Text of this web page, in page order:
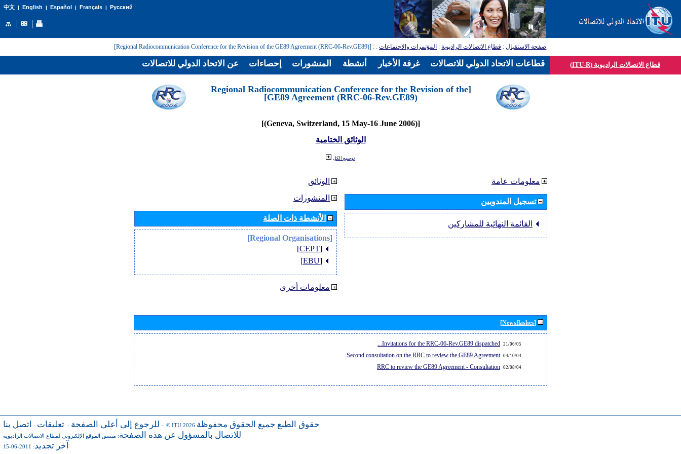
中文| English | Español | Français| Русский
صفحة الاستقبال: قطاع الاتصالات الراديوية: المؤتمرات والاجتماعات:
: [Regional Radiocommunication Conference for the Revision of the GE89 Agreement (RRC-06-Rev.GE89)]
قطاع الاتصالات الراديوية (ITU-R)
[Regional Radiocommunication Conference for the Revision of the
GE89 Agreement (RRC-06-Rev.GE89)]
[(Geneva, Switzerland, 15 May-16 June 2006)]
الوثائق الختامية
توسيع الكل
الوثائق
المنشورات
الأنشطة ذات الصلة
[Regional Organisations]
[CEPT]
[EBU]
معلومات أخرى
معلومات عامة
تسجيل المندوبين
القائمة النهائية للمشاركين
[Newsflashes]
21/06/05
Invitations for the RRC-06-Rev.GE89 dispatched...
04/10/04
Second consultation on the RRC to review the GE89 Agreement
02/08/04
RRC to review the GE89 Agreement - Consultation
للرجوع إلى أعلى الصفحة - تعليقات - اتصل بنا - © ITU 2026 حقوق الطبع جميع الحقوق محفوظة
للاتصال بالمسؤول عن هذه الصفحة: منسق الموقع الإلكتروني لقطاع الاتصالات الراديوية
آخر تجديد: 2011-06-15
عن الاتحاد الدولي للاتصالات إحصاءات المنشورات أنشطة غرفة الأخبار قطاعات الاتحاد الدولي للاتصالات